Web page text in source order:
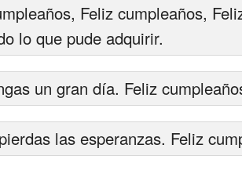
Feliz cumpleaños,
lo que pude adquirir.
un gran día. Feliz
las esperanzas. Feliz